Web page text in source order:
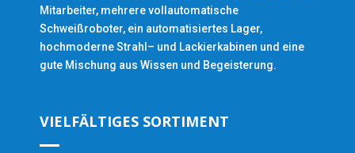
Mitarbeiter, mehrere vollautomatische
Schweißroboter, ein automatisiertes Lager,
hochmoderne Strahl– und Lackierkabinen und eine
gute Mischung aus Wissen und Begeisterung.
VIELFÄLTIGES SORTIMENT